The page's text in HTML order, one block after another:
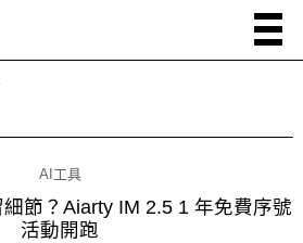
AI工具
節？Aiarty IM 2.5 1 年免費序號
活動開跑